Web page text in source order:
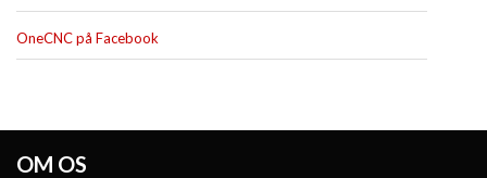
OneCNC på Facebook
OM OS